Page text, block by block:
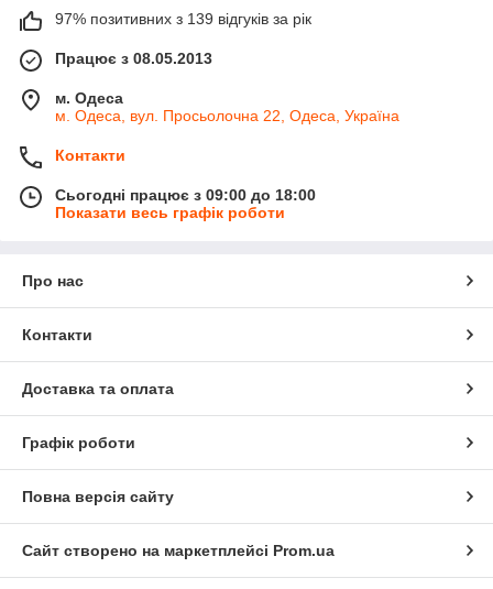
97% позитивних з 139 відгуків за рік
Працює з 08.05.2013
м. Одеса
м. Одеса, вул. Просьолочна 22, Одеса, Україна
Контакти
Сьогодні працює з 09:00 до 18:00
Показати весь графік роботи
Про нас
Контакти
Доставка та оплата
Графік роботи
Повна версія сайту
Сайт створено на маркетплейсі Prom.ua